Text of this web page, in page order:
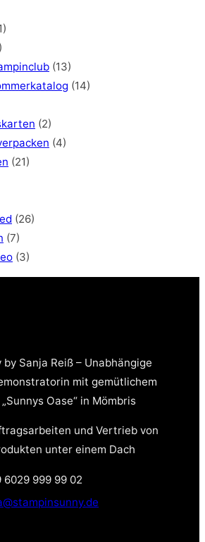
(13)
(14)
(2)
(4)
(21)
(26)
(7)
(3)
by Sanja Reiß – Unabhängige
mit gemütlichem
Oase“ in Mömbris
und Vertrieb von
unter einem Dach
999 99 02